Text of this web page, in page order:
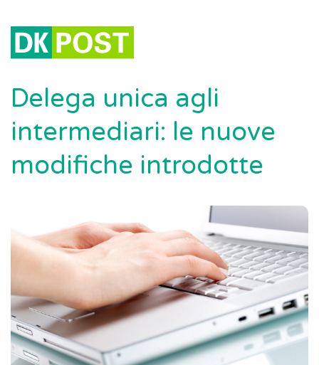
Delega unica agli
intermediari: le nuove
modifiche introdotte